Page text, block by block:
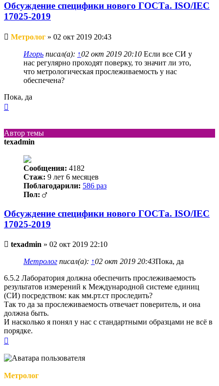
Обсуждение специфики нового ГОСТа. ISO/IEC
17025-2019
Непрочитанное
сообщение
Метролог » 02 окт 2019 20:43
Игорь писал(а): ↑02 окт 2019 20:10 Если все СИ у
нас регулярно проходят поверку, то значит ли это,
что метрологическая прослеживаемость у нас
обеспечена?
Пока, да
Автор темы
texadmin
Сообщения: 4182
Стаж: 9 лет 6 месяцев
Поблагодарили: 586 раз
Пол:
Обсуждение специфики нового ГОСТа. ISO/IEC
17025-2019
Непрочитанное
texadmin » 02 окт 2019 22:10
Метролог писал(а): ↑02 окт 2019 20:43Пока, да
6.5.2 Лаборатория должна обеспечить прослеживаемость
результатов измерений к Международной системе единиц
(СИ) посредством: как мм.рт.ст проследить?
Так то да за прослеживаемость отвечает поверитель, и она
должна быть.
И насколько я понял у нас с стандартными образцами не всё в
порядке.
началу
Метролог